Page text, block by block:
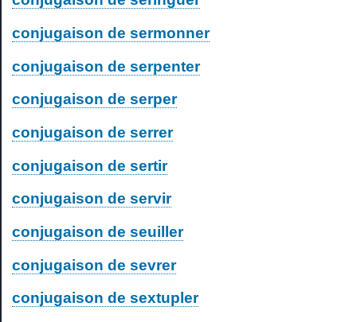
conjugaison de sermonner
conjugaison de serpenter
conjugaison de serper
conjugaison de serrer
conjugaison de sertir
conjugaison de servir
conjugaison de seuiller
conjugaison de sevrer
conjugaison de sextupler